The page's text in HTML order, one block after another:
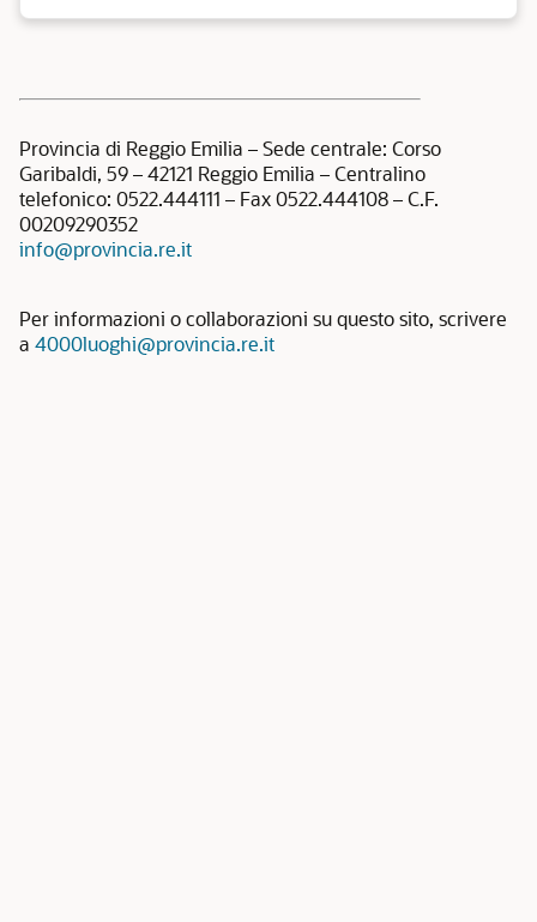
Provincia di Reggio Emilia – Sede centrale: Corso
Garibaldi, 59 – 42121 Reggio Emilia – Centralino
telefonico: 0522.444111 – Fax 0522.444108 – C.F.
00209290352
info@provincia.re.it
Per informazioni o collaborazioni su questo sito, scrivere
a 4000luoghi@provincia.re.it